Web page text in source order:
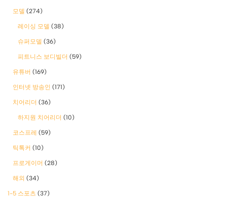
모델 (274)
레이싱 모델 (38)
슈퍼모델 (36)
피트니스 보디빌더 (59)
유튜버 (169)
인터넷 방송인 (171)
치어리더 (36)
하지원 치어리더 (10)
코스프레 (59)
틱톡커 (10)
프로게이머 (28)
해외 (34)
1-5 스포츠 (37)